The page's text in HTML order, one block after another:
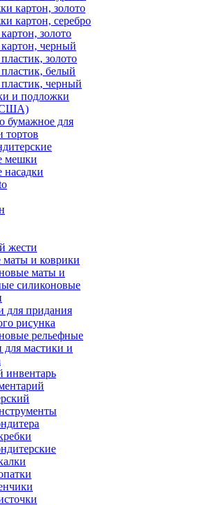
картон, золото
картон, серебро
золото
черный
золото
белый
черный
и подложки
бумажное для
тортов
мешки
насадки
жести
и коврики
маты и
силиконовые
для придания
рисунка
рельефные
для мастики и
инвентарь